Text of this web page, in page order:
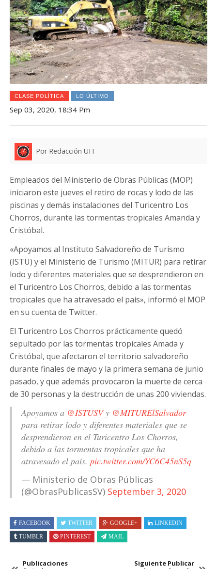
CLASE POLÍTICA LO ÚLTIMO
Sep 03, 2020, 18:34 Pm
Por Redacción UH
Empleados del Ministerio de Obras Públicas (MOP)
iniciaron este jueves el retiro de rocas y lodo de las
piscinas y demás instalaciones del Turicentro Los
Chorros, durante las tormentas tropicales Amanda y
Cristóbal.
«Apoyamos al Instituto Salvadoreño de Turismo
(ISTU) y el Ministerio de Turismo (MITUR) para retirar
lodo y diferentes materiales que se desprendieron en
el Turicentro Los Chorros, debido a las tormentas
tropicales que ha atravesado el país», informó el MOP
en su cuenta de Twitter.
El Turicentro Los Chorros prácticamente quedó
sepultado por las tormentas tropicales Amada y
Cristóbal, que afectaron el territorio salvadoreño
durante finales de mayo y la primera semana de junio
pasado, y que además provocaron la muerte de cerca
de 30 personas y la destrucción de unas 200 viviendas.
Apoyamos a @ISTUSVy @MITURElSalvador
para retirar lodo y diferentes materiales que se
desprendieron en el Turicentro Los Chorros,
debido a las tormentas tropicales que ha
atravesado el país. pic.twitter.com/YC6C45nS5q
— Ministerio de Obras Públicas
(@ObrasPublicasSV) September 3, 2020
FACEBOOK TWITTER GOOGLE+
LINKEDIN
TUMBLR
PINTEREST MAIL
Publicaciones
Siguiente Publicar